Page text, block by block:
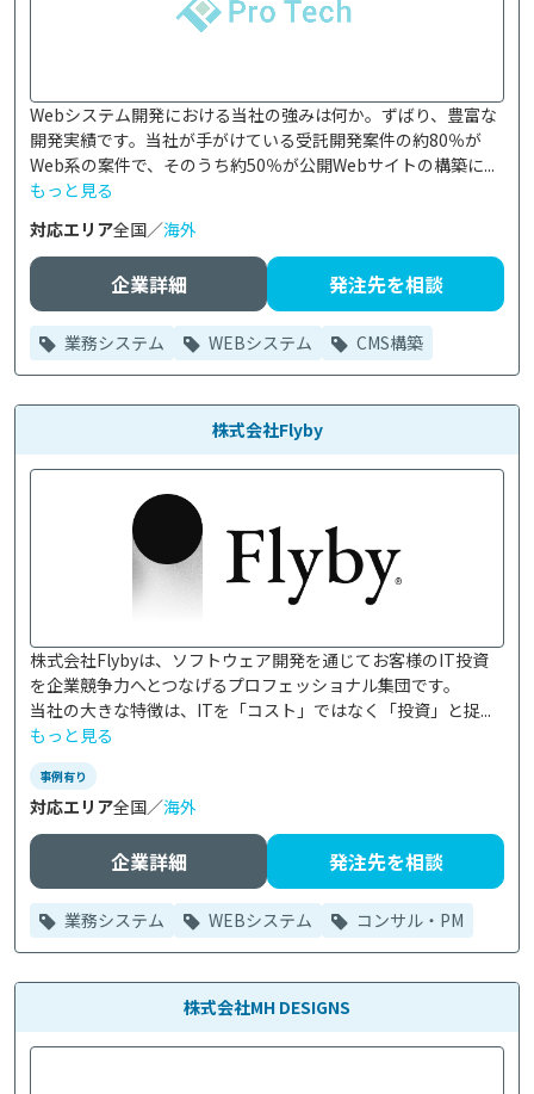
Webシステム開発における当社の強みは何か。ずばり、豊富な
開発実績です。当社が手がけている受託開発案件の約80％が
Web系の案件で、そのうち約50％が公開Webサイトの構築に...
もっと見る
対応エリア全国／海外
企業詳細 発注先を相談
業務システム WEBシステム CMS構築
株式会社Flyby
株式会社Flybyは、ソフトウェア開発を通じてお客様のIT投資
を企業競争力へとつなげるプロフェッショナル集団です。
当社の大きな特徴は、ITを「コスト」ではなく「投資」と捉...
もっと見る
事例有り
対応エリア全国／海外
企業詳細 発注先を相談
業務システム WEBシステム コンサル・PM
株式会社MH DESIGNS